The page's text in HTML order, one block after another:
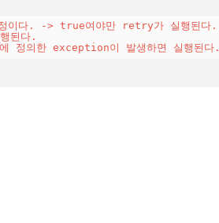
이다. -> true여야만 retry가 실행된다.
된다.
의한 exception이 발생하면 실행된다.